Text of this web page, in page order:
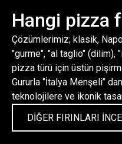
Hangi pizza
Çözümlerimiz; klasik,
"gurme", "al taglio" (dilim),
pizza türü için üstün
Gururla ‘’İtalya Menşeli’’
teknolojilere ve ikonik
DİĞER FIRINLARI